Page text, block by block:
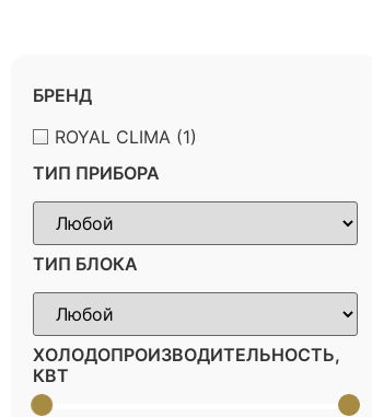
БРЕНД
ROYAL CLIMA (1)
ТИП ПРИБОРА
ТИП БЛОКА
ХОЛОДОПРОИЗВОДИТЕЛЬНОСТЬ,
КВТ